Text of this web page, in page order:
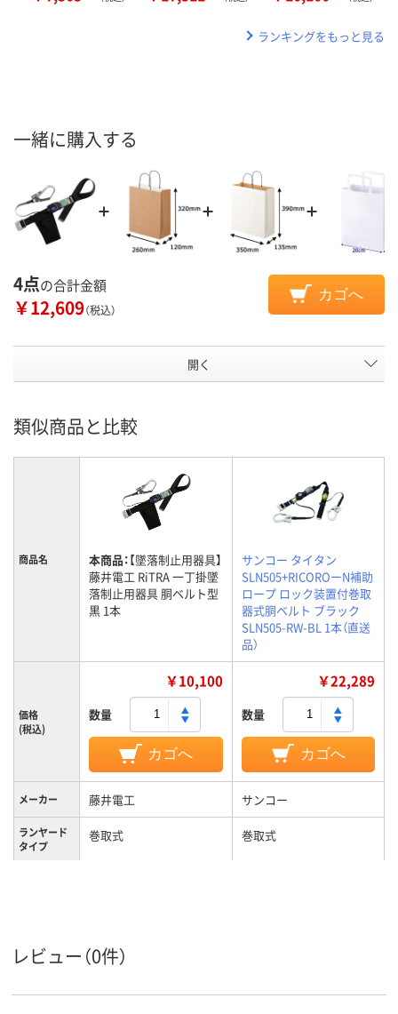
ランキングをもっと見る
一緒に購入する
4点の合計金額
￥12,609（税込）
カゴへ
開く
類似商品と比較
商品名 本商品：【墜落制止用器具】
藤井電工 RiTRA 一丁掛墜
落制止用器具 胴ベルト型
黒 1本
サンコー タイタン
SLN505+RICOROーN補助
ロープ ロック装置付巻取
器式胴ベルト ブラック
SLN505-RW-BL 1本（直送
品）
価格
(税込)
￥10,100
数量
カゴへ
￥22,289
数量
カゴへ
メーカー 藤井電工 サンコー
ランヤード
タイプ
巻取式 巻取式
レビュー（0件）